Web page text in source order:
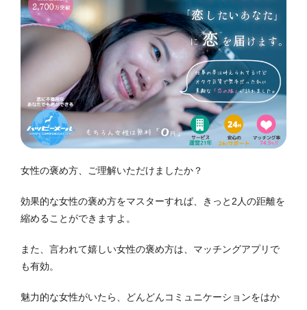
女性の褒め方、ご理解いただけましたか？
効果的な女性の褒め方をマスターすれば、きっと2人の距離を
縮めることができますよ。
また、言われて嬉しい女性の褒め方は、マッチングアプリで
も有効。
魅力的な女性がいたら、どんどんコミュニケーションをはか